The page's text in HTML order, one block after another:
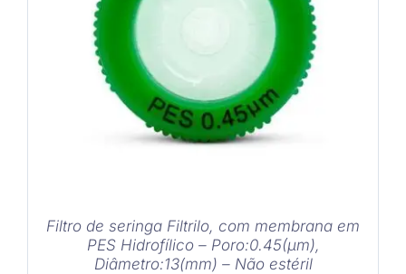
COMPRAR DETALHES
Filtro de seringa Filtrilo, com membrana em
PES Hidrofílico – Poro:0.45(μm),
Diâmetro:13(mm) – Não estéril